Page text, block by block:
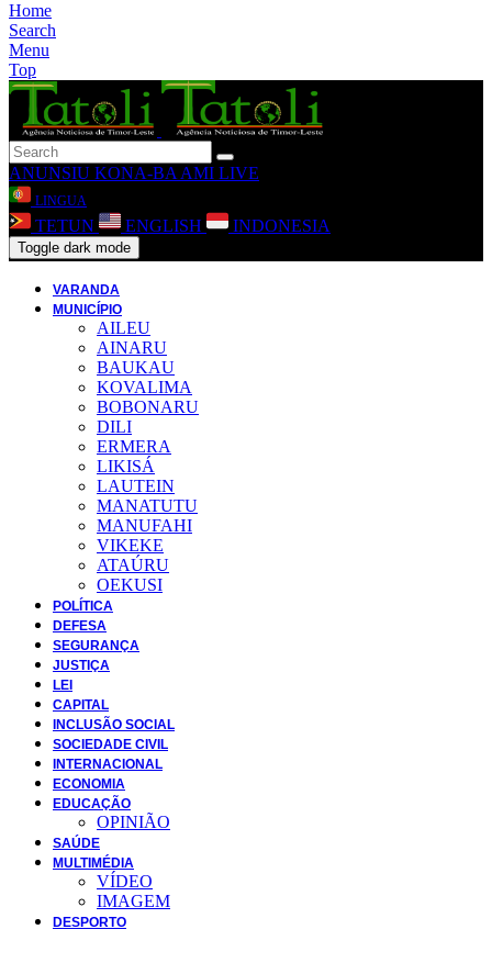
Home
Search
Menu
Top
ANUNSIU KONA-BA AMI LIVE
LINGUA
TETUN ENGLISH INDONESIA
Toggle dark mode
VARANDA
MUNICÍPIO
AILEU
AINARU
BAUKAU
KOVALIMA
BOBONARU
DILI
ERMERA
LIKISÁ
LAUTEIN
MANATUTU
MANUFAHI
VIKEKE
ATAÚRU
OEKUSI
POLÍTICA
DEFESA
SEGURANÇA
JUSTIÇA
LEI
CAPITAL
INCLUSÃO SOCIAL
SOCIEDADE CIVIL
INTERNACIONAL
ECONOMIA
EDUCAÇÃO
OPINIÃO
SAÚDE
MULTIMÉDIA
VÍDEO
IMAGEM
DESPORTO